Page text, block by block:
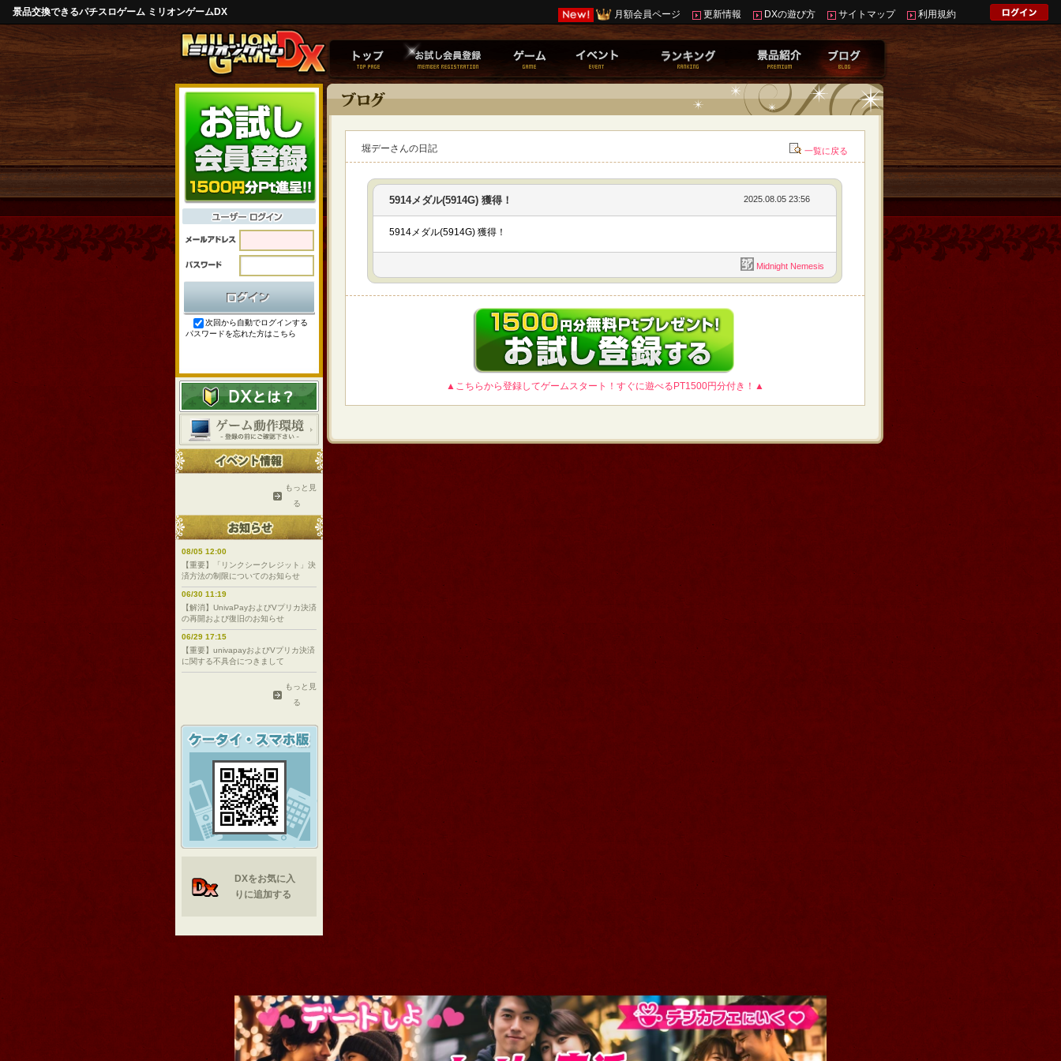
景品交換できるパチスロゲーム ミリオンゲームDX 月額会員ページ 更新情報 DXの遊び方 サイトマップ 利用規約
次回から自動でログインする
パスワードを忘れた方はこちら
もっと見
る
08/05 12:00
【重要】「リンクシークレジット」決
済方法の制限についてのお知らせ
06/30 11:19
【解消】UnivaPayおよびVプリカ決済
の再開および復旧のお知らせ
06/29 17:15
【重要】univapayおよびVプリカ決済
に関する不具合につきまして
もっと見
る
DXをお気に入
りに追加する
堀デーさんの日記 一覧に戻る
5914メダル(5914G) 獲得！ 2025.08.05 23:56
5914メダル(5914G) 獲得！
Midnight Nemesis
▲こちらから登録してゲームスタート！すぐに遊べるPT1500円分付き！▲